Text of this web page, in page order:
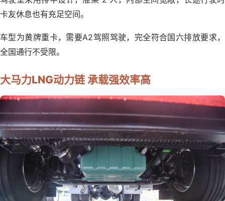
卡友休息也有充足空间。
车型为黄牌重卡，需要A2驾照驾驶，完全符合国六排放要求，
全国通行不受限。
大马力LNG动力链 承载强效率高